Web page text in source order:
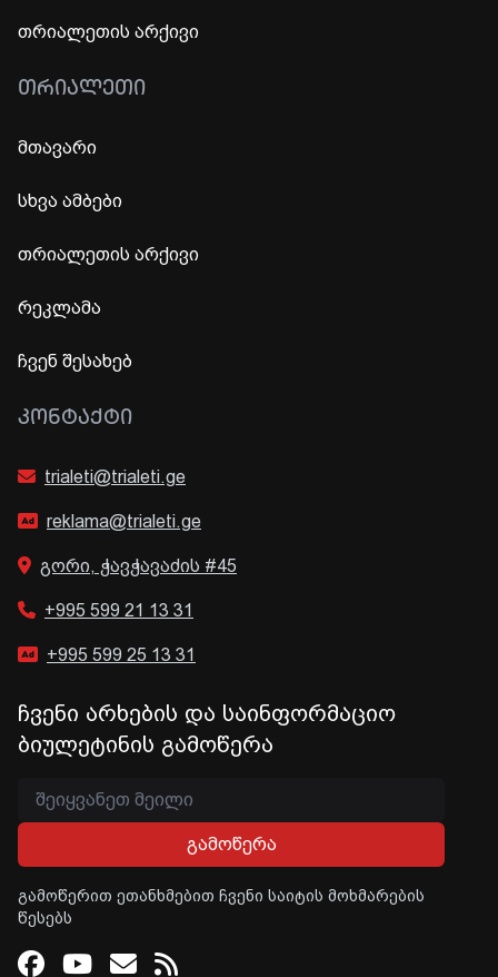
თრიალეთის არქივი
ᲗᲠᲘᲐᲚᲔᲗᲘ
მთავარი
სხვა ამბები
თრიალეთის არქივი
რეკლამა
ჩვენ შესახებ
ᲙᲝᲜᲢᲐᲥᲢᲘ
trialeti@trialeti.ge
reklama@trialeti.ge
გორი, ჭავჭავაძის #45
+995 599 21 13 31
+995 599 25 13 31
ჩვენი არხების და საინფორმაციო
ბიულეტინის გამოწერა
გამოწერა
გამოწერით ეთანხმებით ჩვენი საიტის მოხმარების
წესებს
Facebook
Youtube
Email
RSS